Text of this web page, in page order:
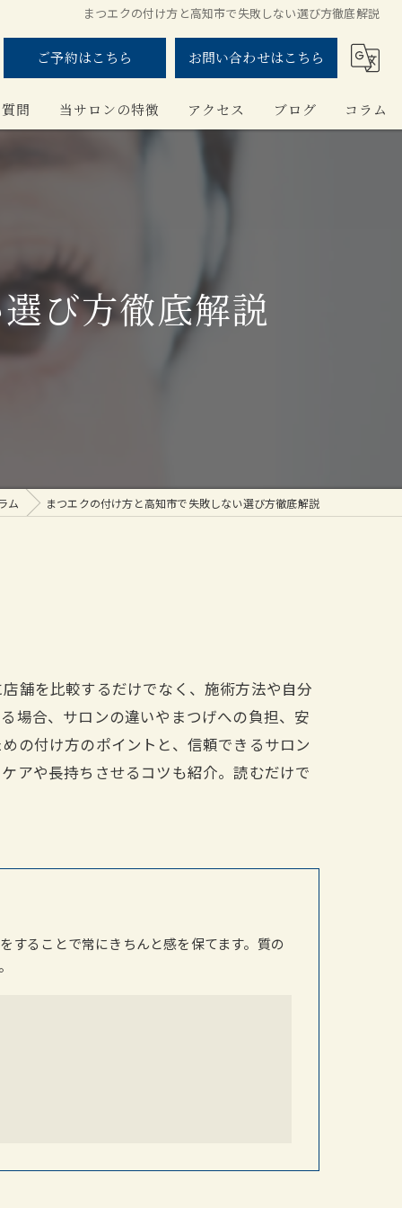
まつエクの付け方と高知市で失敗しない選び方徹底解説
ご予約はこちら お問い合わせはこちら
問 当サロンの特徴
似合わせ
アクセス ブログ コラム
び方徹底解説
ム まつエクの付け方と高知市で失敗しない選び方徹底解説
舗を比較するだけでなく、施術方法や自分
場合、サロンの違いやまつげへの負担、安
の付け方のポイントと、信頼できるサロン
アや長持ちさせるコツも紹介。読むだけで
することで常にきちんと感を保てます。質の